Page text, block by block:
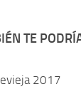
TE
2017